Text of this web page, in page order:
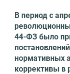
В период с
44-ФЗ было
нормативных
коррективы в